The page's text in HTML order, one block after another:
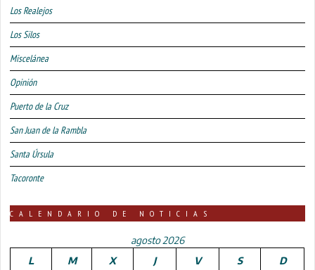
Los Realejos
Los Silos
Miscelánea
Opinión
Puerto de la Cruz
San Juan de la Rambla
Santa Úrsula
Tacoronte
CALENDARIO DE NOTICIAS
agosto 2026
L
M X J V S D